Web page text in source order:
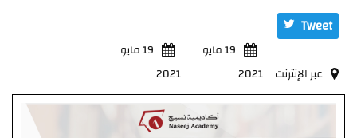
Tweet
عبر الإنترنت
19 مايو
2021
19 مايو
2021